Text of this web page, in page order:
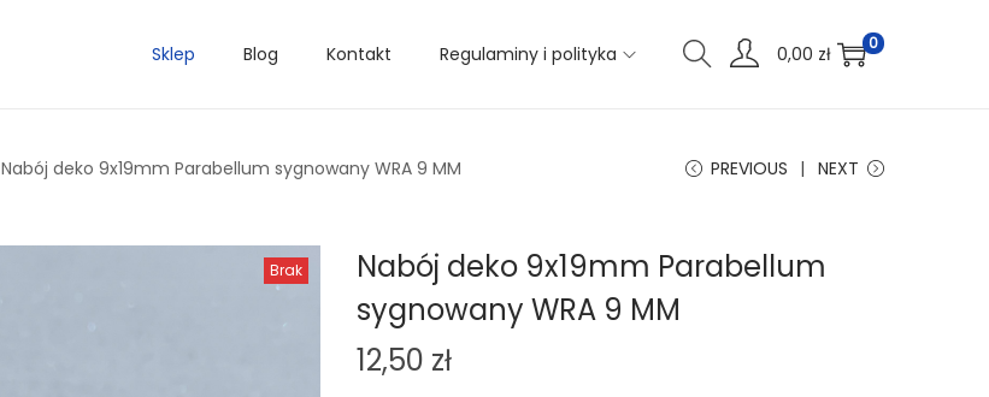
Sklep Blog Kontakt Regulaminy i polityka 0,00 zł 0
Nabój deko 9x19mm Parabellum sygnowany WRA 9 MM PREVIOUS NEXT
Brak
Nabój deko 9x19mm Parabellum
sygnowany WRA 9 MM
12,50 zł